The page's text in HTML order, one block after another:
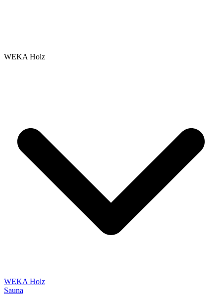
WEKA Holz
WEKA Holz
Sauna